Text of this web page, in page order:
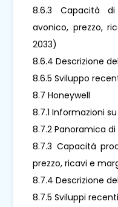
8.6.3 Capacità
avonico, prezzo,
2033)
8.6.4 Descrizione
8.6.5 Sviluppo
8.7 Honeywell
8.7.1 Informazioni
8.7.2 Panoramica
8.7.3 Capacità
prezzo, ricavi e
8.7.4 Descrizione
8.7.5 Sviluppi